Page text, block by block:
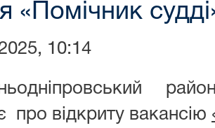
«Помічник
10:14
про відкриту вакансію